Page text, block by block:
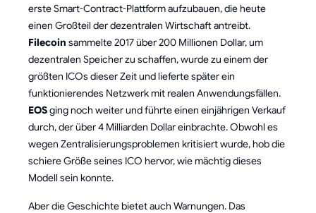
erste Smart-Contract-Plattform aufzubauen, die heute
einen Großteil der dezentralen Wirtschaft antreibt.
Filecoin sammelte 2017 über 200 Millionen Dollar, um
dezentralen Speicher zu schaffen, wurde zu einem der
größten ICOs dieser Zeit und lieferte später ein
funktionierendes Netzwerk mit realen Anwendungsfällen.
EOSging noch weiter und führte einen einjährigen Verkauf
durch, der über 4 Milliarden Dollar einbrachte. Obwohl es
wegen Zentralisierungsproblemen kritisiert wurde, hob die
schiere Größe seines ICO hervor, wie mächtig dieses
Modell sein konnte.
Aber die Geschichte bietet auch Warnungen. Das